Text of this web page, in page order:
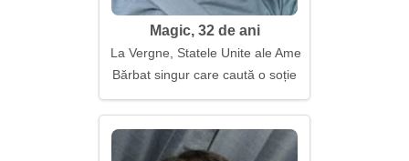
Magic, 32 de ani
La Vergne, Statele Unite ale Americii
Bărbat singur care caută o soție